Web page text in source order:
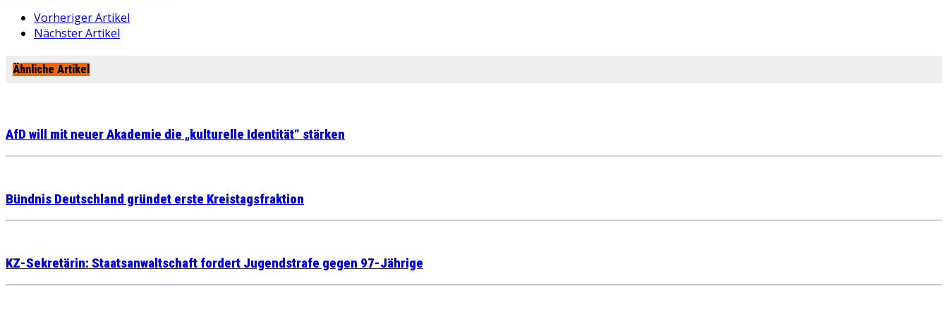
Vorheriger Artikel
Nächster Artikel
Ähnliche Artikel
AfD will mit neuer Akademie die „kulturelle Identität“ stärken
Bündnis Deutschland gründet erste Kreistagsfraktion
KZ-Sekretärin: Staatsanwaltschaft fordert Jugendstrafe gegen 97-Jährige